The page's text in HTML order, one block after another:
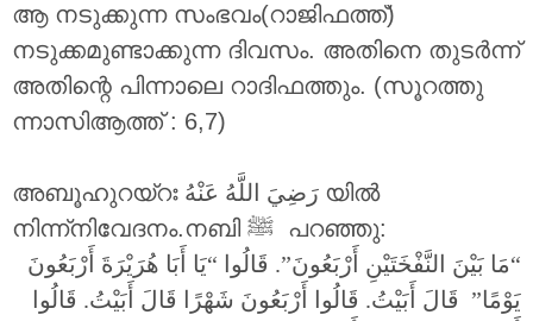
ആ നടുക്കുന്ന സംഭവം(റാജിഫത്ത്)
നടുക്കമുണ്ടാക്കുന്ന ദിവസം. അതിനെ തുടർന്ന്
അതിന്റെ പിന്നാലെ റാദിഫത്തും. (സൂറത്തു
ന്നാസിആത്ത് : 6,7)
അബൂഹുറയ്റഃ
യിൽ
നിന്ന്നിവേദനം.നബി ‎ﷺ പറഞ്ഞു:
“مَا بَيْنَ النَّفْخَتَيْنِ أَرْبَعُونَ”. قَالُوا “يَا أَبَا هُرَيْرَةَ أَرْبَعُونَ
يَوْمًا” قَالَ أَبَيْتُ. قَالُوا أَرْبَعُونَ شَهْرًا قَالَ أَبَيْتُ. قَالُوا